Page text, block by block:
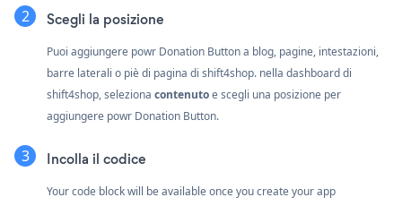
Scegli la posizione
Puoi aggiungere powr Donation Button a blog, pagine, intestazioni,
barre laterali o piè di pagina di shift4shop. nella dashboard di
shift4shop, seleziona contenutoe scegli una posizione per
aggiungere powr Donation Button.
Incolla il codice
Your code block will be available once you create your app